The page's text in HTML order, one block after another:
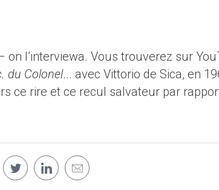
l’interviewa. Vous trouverez sur
du Colonel... avec Vittorio de Sica, en
ce rire et ce recul salvateur par